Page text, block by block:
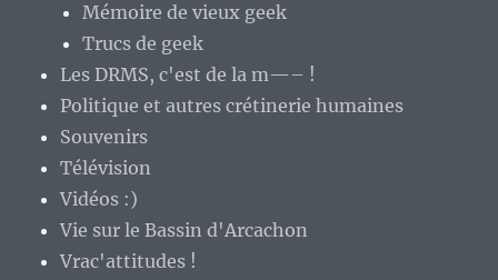
Mémoire de vieux geek
Trucs de geek
Les DRMS, c'est de la m—– !
Politique et autres crétinerie humaines
Souvenirs
Télévision
Vidéos :)
Vie sur le Bassin d'Arcachon
Vrac'attitudes !